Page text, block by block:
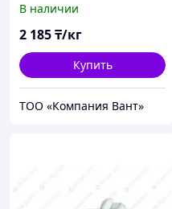
В наличии
2 185₸/кг
Купить
ТОО «Компания Вант»